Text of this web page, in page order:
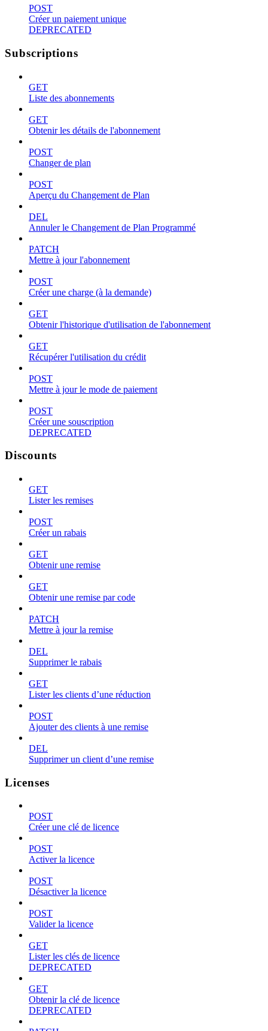
POST
Créer un paiement unique
DEPRECATED
Subscriptions
GET
Liste des abonnements
GET
Obtenir les détails de l'abonnement
POST
Changer de plan
POST
Aperçu du Changement de Plan
DEL
Annuler le Changement de Plan Programmé
PATCH
Mettre à jour l'abonnement
POST
Créer une charge (à la demande)
GET
Obtenir l'historique d'utilisation de l'abonnement
GET
Récupérer l'utilisation du crédit
POST
Mettre à jour le mode de paiement
POST
Créer une souscription
DEPRECATED
Discounts
GET
Lister les remises
POST
Créer un rabais
GET
Obtenir une remise
GET
Obtenir une remise par code
PATCH
Mettre à jour la remise
DEL
Supprimer le rabais
GET
Lister les clients d’une réduction
POST
Ajouter des clients à une remise
DEL
Supprimer un client d’une remise
Licenses
POST
Créer une clé de licence
POST
Activer la licence
POST
Désactiver la licence
POST
Valider la licence
GET
Lister les clés de licence
DEPRECATED
GET
Obtenir la clé de licence
DEPRECATED